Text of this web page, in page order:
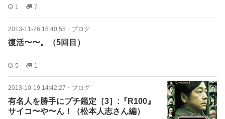
1 7
2013-11-26 16:40:55 ・ ブログ
復活〜〜。（5回目）
5 1
2013-10-19 14:42:27 ・ ブログ
有名人を勝手にプチ鑑定［3］:『R100』
サイコ〜や〜ん！（松本人志さん編）